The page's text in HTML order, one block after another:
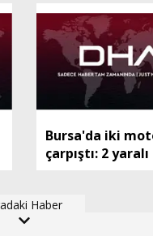
Bursa'da iki
çarpıştı: 2 yaralı
Haber